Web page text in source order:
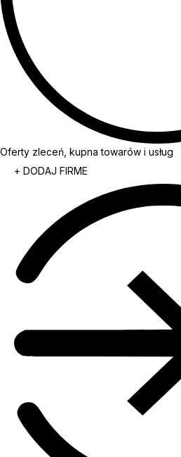
Oferty zleceń, kupna towarów i usług
+ DODAJ FIRME